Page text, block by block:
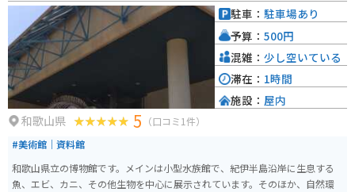
和歌山県 5 （口コミ1件）
#美術館｜資料館
和歌山県立の博物館です。メインは小型水族館で、紀伊半島沿岸に生息する
魚、エビ、カニ、その他生物を中心に展示されています。そのほか、自然環
駐車： 駐車場あり
予算： 500円
混雑： 少し空いている
滞在： 1時間
施設： 屋内